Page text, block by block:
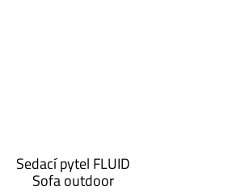
Sedací pytel FLUID
Sofa outdoor